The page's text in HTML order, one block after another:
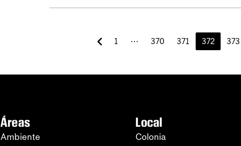
1 ⋯ 370 371 372 373
Áreas
Ambiente
Local
Colonia